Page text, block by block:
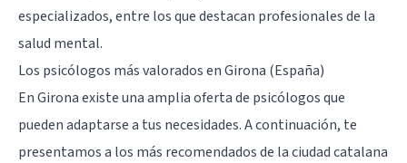
especializados, entre los que destacan profesionales de la
salud mental.
Los psicólogos más valorados en Girona (España)
En Girona existe una amplia oferta de psicólogos que
pueden adaptarse a tus necesidades. A continuación, te
presentamos a los más recomendados de la ciudad catalana